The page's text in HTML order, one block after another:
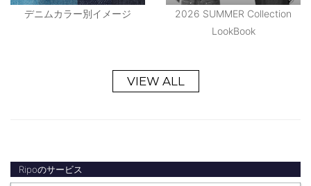
デニムカラー別イメージ
2026 SUMMER Collection
LookBook
VIEW ALL
Ripoのサービス